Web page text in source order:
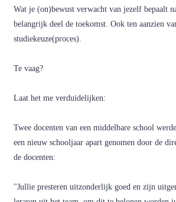
Wat je (on)bewust verwacht van jezelf bepaalt
belangrijk deel de toekomst. Ook ten aanzien
studiekeuze(proces).
Te vaag?
Laat het me verduidelijken:
Twee docenten van een middelbare school
een nieuw schooljaar apart genomen door de
de docenten:
"Jullie presteren uitzonderlijk goed en zijn